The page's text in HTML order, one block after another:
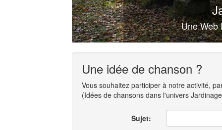
Une Web
Une idée de chanson ?
Vous souhaitez participer à notre activité,
(Idées de chansons dans l'univers
Sujet: